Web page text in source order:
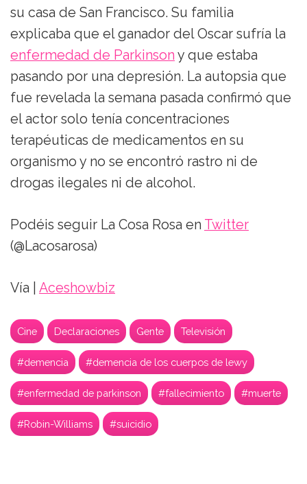
su casa de San Francisco. Su familia
explicaba que el ganador del Oscar sufría la
enfermedad de Parkinson y que estaba
pasando por una depresión. La autopsia que
fue revelada la semana pasada confirmó que
el actor solo tenía concentraciones
terapéuticas de medicamentos en su
organismo y no se encontró rastro ni de
drogas ilegales ni de alcohol.
Podéis seguir La Cosa Rosa en Twitter
(@Lacosarosa)
Vía | Aceshowbiz
Cine Declaraciones Gente Televisión
#demencia #demencia de los cuerpos de lewy
#enfermedad de parkinson #fallecimiento #muerte
#Robin-Williams #suicidio